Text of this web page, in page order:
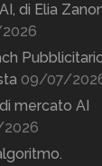
di Elia
09/07/
mercato AI